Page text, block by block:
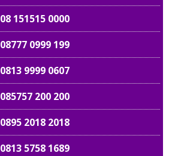
08 151515 0000
08777 0999 199
0813 9999 0607
085757 200 200
0895 2018 2018
0813 5758 1689